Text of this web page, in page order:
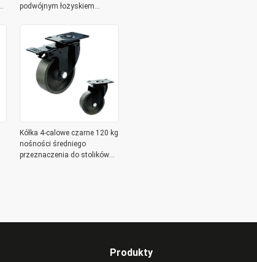
podwójnym łożyskiem
Kółka 4-calowe czarne 120 kg
nośności średniego
przeznaczenia do stolików
Produkty